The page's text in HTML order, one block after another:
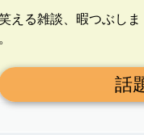
える雑談、暇つぶしま
話